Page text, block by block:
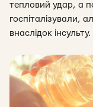
тепловий удар, а
госпіталізували,
внаслідок інсульту.